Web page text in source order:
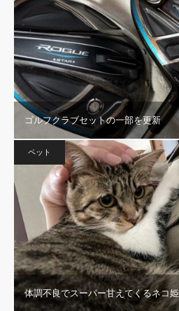
ゴルフクラブセットの一部を更新
ペット
体調不良でスーパー甘えてくるネコ姫